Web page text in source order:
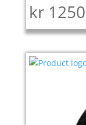
kr 1250